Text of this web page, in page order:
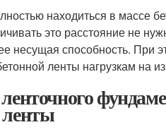
находиться в массе
это расстояние не
несущая способность. При
ленты нагрузкам на